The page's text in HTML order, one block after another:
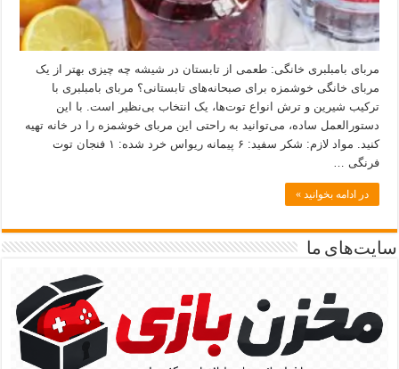
مربای بامبلبری خانگی: طعمی از تابستان در شیشه چه چیزی بهتر از یک
مربای خانگی خوشمزه برای صبحانه‌های تابستانی؟ مربای بامبلبری با
ترکیب شیرین و ترش انواع توت‌ها، یک انتخاب بی‌نظیر است. با این
دستورالعمل ساده، می‌توانید به راحتی این مربای خوشمزه را در خانه تهیه
کنید. مواد لازم: شکر سفید: ۶ پیمانه ریواس خرد شده: ۱ فنجان توت
فرنگی …
در ادامه بخوانید »
سایت‌های ما